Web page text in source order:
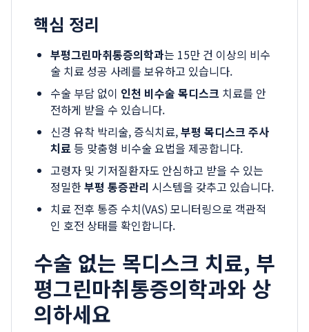
핵심 정리
부평그린마취통증의학과는 15만 건 이상의 비수
술 치료 성공 사례를 보유하고 있습니다.
수술 부담 없이 인천 비수술 목디스크 치료를 안
전하게 받을 수 있습니다.
신경 유착 박리술, 증식치료,부평 목디스크 주사
치료 등 맞춤형 비수술 요법을 제공합니다.
고령자 및 기저질환자도 안심하고 받을 수 있는
정밀한부평 통증관리 시스템을 갖추고 있습니다.
치료 전후 통증 수치(VAS) 모니터링으로 객관적
인 호전 상태를 확인합니다.
수술 없는 목디스크 치료, 부
평그린마취통증의학과와 상
의하세요